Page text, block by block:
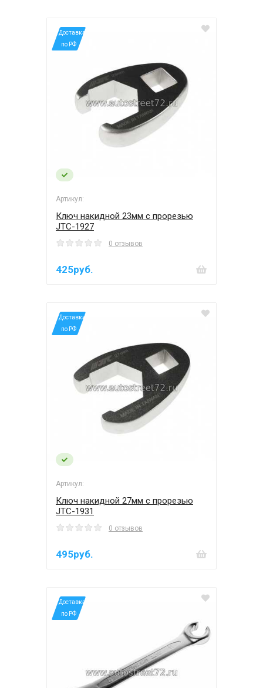
*Доставка
по РФ
Артикул:
Ключ накидной 23мм с прорезью
JTC-1927
0 отзывов
425руб.
*Доставка
по РФ
Артикул:
Ключ накидной 27мм с прорезью
JTC-1931
0 отзывов
495руб.
*Доставка
по РФ